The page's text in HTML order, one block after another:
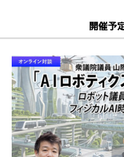
開催予